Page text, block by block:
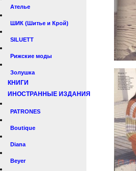
Ателье
ШИК (Шитье и Крой)
SILUETT
Рижские моды
Золушка
КНИГИ
ИНОСТРАННЫЕ ИЗДАНИЯ
PATRONES
Boutique
Diana
Beyer